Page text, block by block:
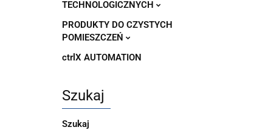
TECHNOLOGICZNYCH
PRODUKTY DO CZYSTYCH
POMIESZCZEŃ
ctrlX AUTOMATION
Szukaj
Szukaj